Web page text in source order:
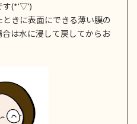
す(*'▽')
きに表面にできる薄い膜の
は水に浸して戻してからお